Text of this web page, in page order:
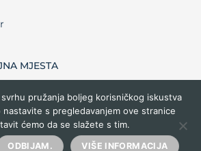
MJESTA
Maestro Dinners
Club
Credit
Card
Cash
Delivery
©Male stvari
pružanja boljeg korisničkog iskustva
nastavite s pregledavanjem ove stranice
ćemo da se slažete s tim.
ODBIJAM. VIŠE INFORMACIJA